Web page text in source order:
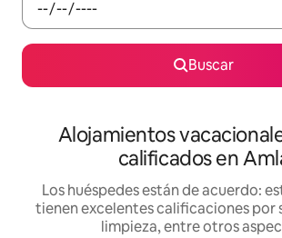
Buscar
Alojamientos
calificados en
Los huéspedes están de acuerdo:
tienen excelentes calificaciones por
limpieza, entre otros